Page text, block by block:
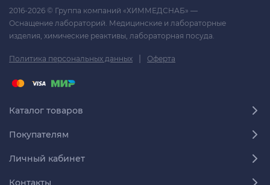
2016-2026 © Группа компаний «ХИММЕДСНАБ» —
Оснащение лабораторий. Медицинские и лабораторные
изделия, химические реактивы, лабораторная посуда.
Политика персональных данных | Оферта
Каталог товаров
Покупателям
Личный кабинет
Контакты